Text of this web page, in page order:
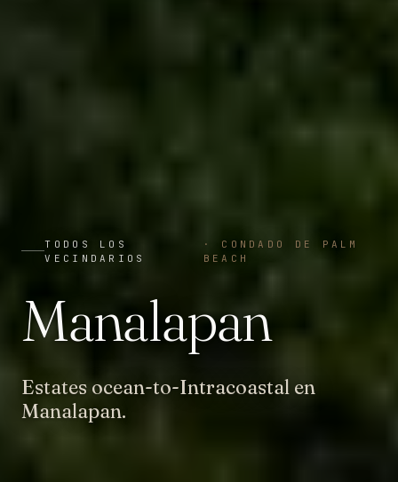
TODOS LOS
VECINDARIOS
· CONDADO DE PALM
BEACH
Manalapan
Estates ocean-to-Intracoastal en
Manalapan.